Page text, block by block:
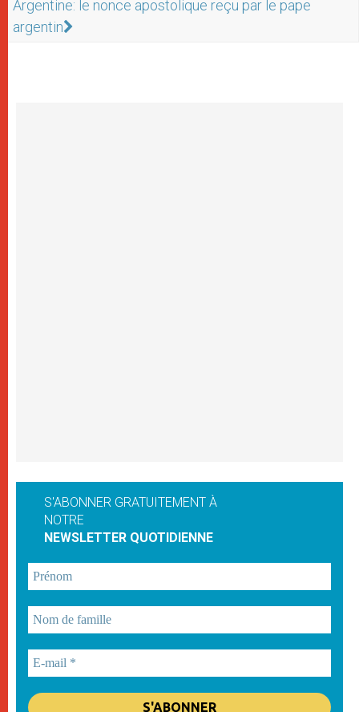
Argentine: le nonce apostolique reçu par le pape
argentin
S'ABONNER GRATUITEMENT À
NOTRE
NEWSLETTER QUOTIDIENNE